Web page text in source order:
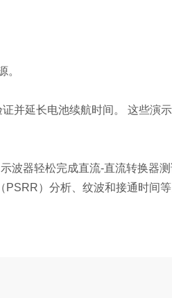
。
并延长电池续航时间。 这些演示
波器轻松完成直流-直流转换器
）分析、纹波和接通时间等